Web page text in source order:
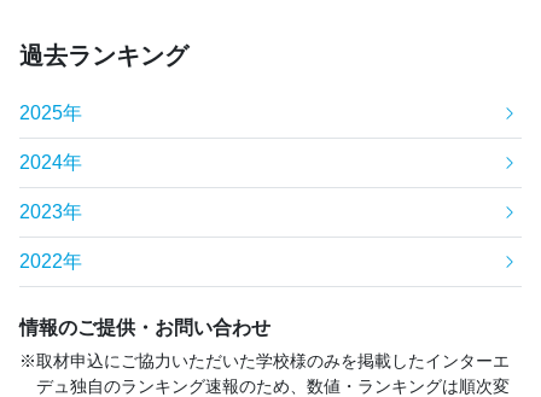
過去ランキング
2025年
2024年
2023年
2022年
情報のご提供・お問い合わせ
取材申込にご協力いただいた学校様のみを掲載したインターエ
デュ独自のランキング速報のため、数値・ランキングは順次変